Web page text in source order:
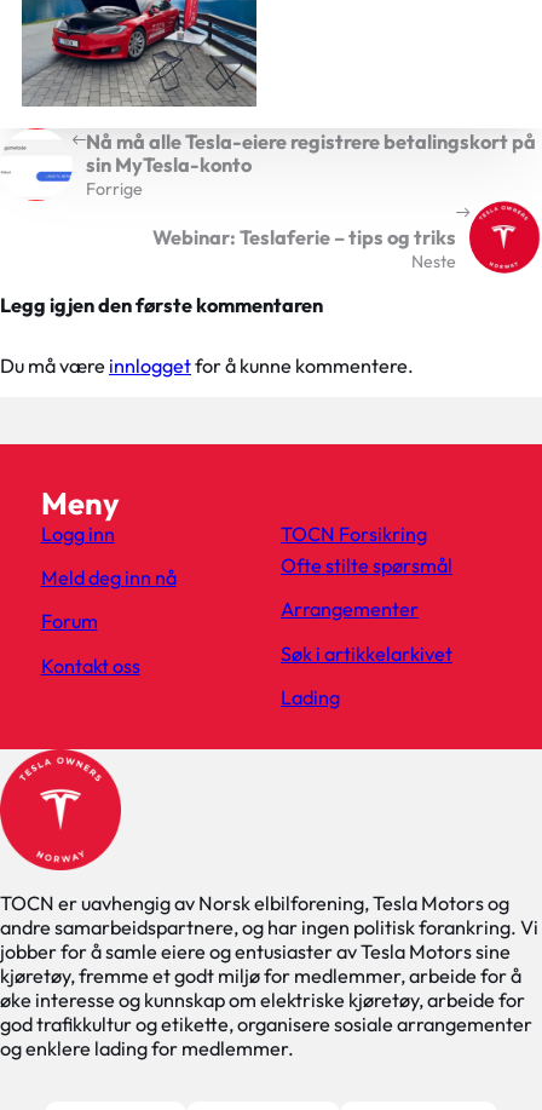
Forrige
Nå må alle Tesla-eiere registrere betalingskort på
sin MyTesla-konto
Neste
Webinar: Teslaferie – tips og triks
Legg igjen den første kommentaren
Du må være innloggetfor å kunne kommentere.
TOCN er uavhengig av Norsk elbilforening, Tesla Motors og
andre samarbeidspartnere, og har ingen politisk forankring. Vi
jobber for å samle eiere og entusiaster av Tesla Motors sine
kjøretøy, fremme et godt miljø for medlemmer, arbeide for å
øke interesse og kunnskap om elektriske kjøretøy, arbeide for
god trafikkultur og etikette, organisere sosiale arrangementer
og enklere lading for medlemmer.
Meny
Logg inn
Meld deg inn nå
Forum
Kontakt oss
TOCN Forsikring
Ofte stilte spørsmål
Arrangementer
Søk i artikkelarkivet
Lading